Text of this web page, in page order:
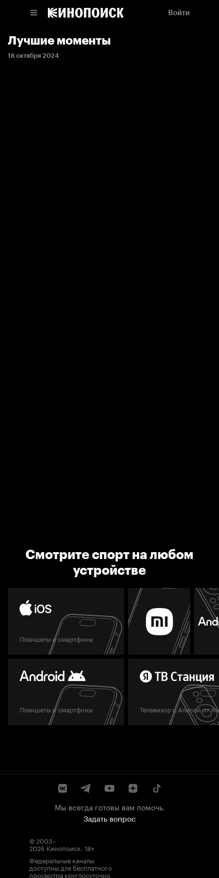
Войти
Лучшие моменты
18 октября 2024
Смотрите спорт на любом
устройстве
Планшеты и смартфоны
Планшеты и смартфоны Телевизор с Алисой от
Мы всегда готовы вам помочь.
Задать вопрос
© 2003–
2026 Кинопоиск. 18+
Федеральные каналы
доступны для бесплатного
просмотра круглосуточно